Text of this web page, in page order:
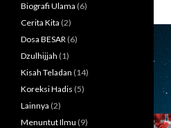
Biografi Ulama (6)
Cerita Kita (2)
Dosa BESAR (6)
Dzulhijjah (1)
Kisah Teladan (14)
Koreksi Hadis (5)
Lainnya (2)
Menuntut Ilmu (9)